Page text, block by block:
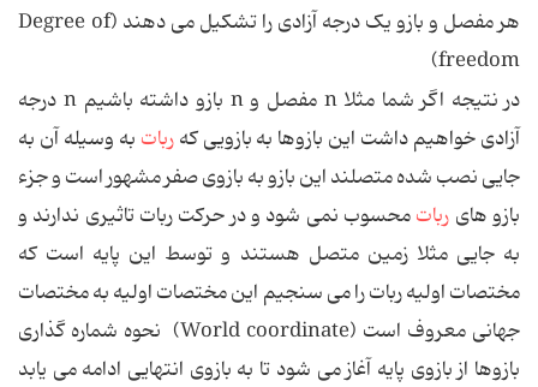
هر مفصل و بازو یک درجه آزادی را تشکیل می دهند (Degree of
freedom)
در نتیجه اگر شما مثلا n مفصل و n‌ بازو داشته باشیم n‌ درجه
آزادی خواهیم داشت این بازوها به بازویی کهربات به وسیله آن به
جایی نصب شده متصلند این بازو به بازوی صفر مشهور است و جزء
بازو های رباتمحسوب نمی شود و در حرکت ربات تاثیری ندارند و
به جایی مثلا زمین متصل هستند و توسط این پایه است که
مختصات اولیه ربات را می سنجیم این مختصات اولیه به مختصات
جهانی معروف است (World coordinate) نحوه شماره گذاری
بازوها از بازوی پایه آغاز می شود تا به بازوی انتهایی ادامه می یابد